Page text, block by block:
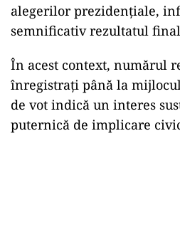
alegerilor prezidențiale,
semnificativ rezultatul
În acest context, numărul
înregistrați până la
de vot indică un interes
puternică de implicare